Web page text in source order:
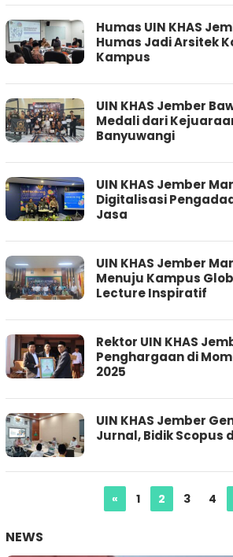
Humas UIN KHAS
Humas Jadi Arsitek
Kampus
UIN KHAS Jember
Medali dari
Banyuwangi
UIN KHAS Jember
Digitalisasi
Jasa
UIN KHAS Jember
Menuju Kampus
Lecture Inspiratif
Rektor UIN KHAS
Penghargaan di
2025
UIN KHAS Jember
Jurnal, Bidik Scopus
« 1 2 3 4
NEWS